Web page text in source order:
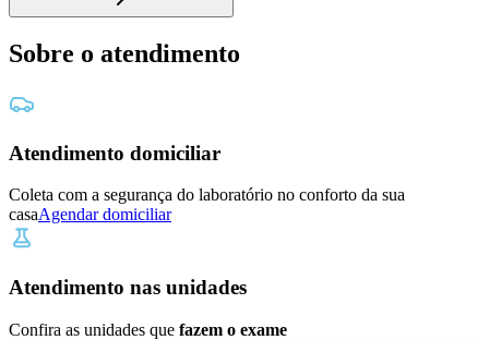
Sobre o atendimento
Atendimento domiciliar
Coleta com a segurança do laboratório no conforto da sua
casaAgendar domiciliar
Atendimento nas unidades
Confira as unidades que fazem o exame